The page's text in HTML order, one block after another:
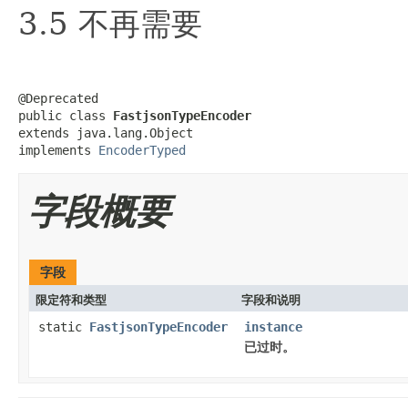
3.5 不再需要
@Deprecated
public class FastjsonTypeEncoder
extends java.lang.Object
implements EncoderTyped
字段概要
字段
限定符和类型 字段和说明
static FastjsonTypeEncoder
instance
已过时。